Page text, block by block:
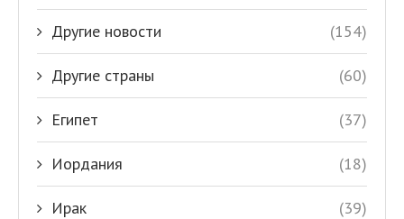
Другие новости (154)
Другие страны (60)
Египет (37)
Иордания (18)
Ирак (39)